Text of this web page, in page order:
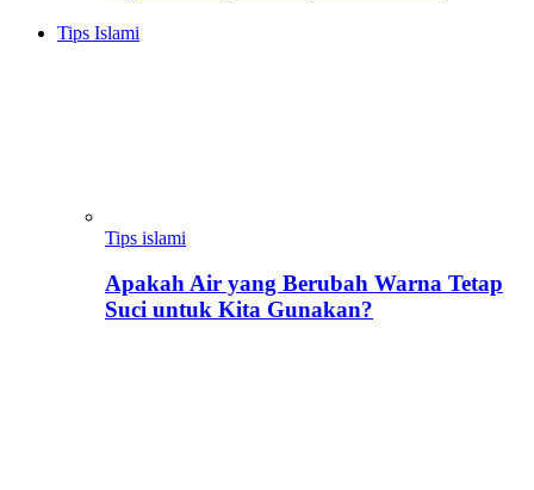
Tips Islami
Tips islami
Apakah Air yang Berubah Warna Tetap
Suci untuk Kita Gunakan?